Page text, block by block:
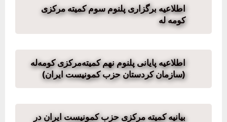
اطلاعیه برگزاری پلنوم سوم کمیته مرکزی
کومه له
اطلاعیە پایانی پلنوم نهم کمیتەمرکزی کومەلە
(سازمان کردستان حزب کمونیست ایران)
بیانیه کمیته مرکزی حزب کمونیست ایران در